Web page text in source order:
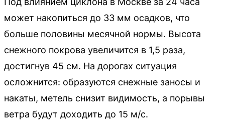
может накопиться до 33 мм осадков, что
больше половины месячной нормы. Высота
снежного покрова увеличится в 1,5 раза,
достигнув 45 см. На дорогах ситуация
осложнится: образуются снежные заносы и
накаты, метель снизит видимость, а порывы
ветра будут доходить до 15 м/с.